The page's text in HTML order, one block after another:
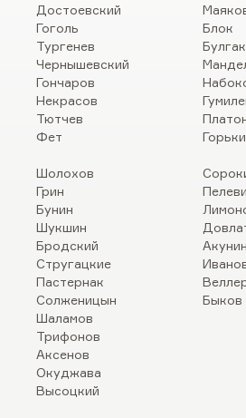
Достоевский
Гоголь
Тургенев
Чернышевский
Гончаров
Некрасов
Тютчев
Фет
Блок
Шолохов
Грин
Бунин
Шукшин
Бродский
Стругацкие
Пастернак
Солженицын
Шаламов
Трифонов
Аксенов
Окуджава
Высоцкий
Акунин
Быков